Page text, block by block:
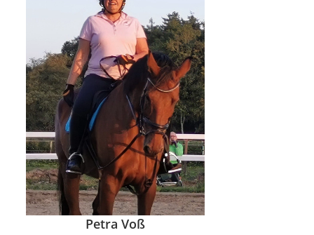
Petra Voß